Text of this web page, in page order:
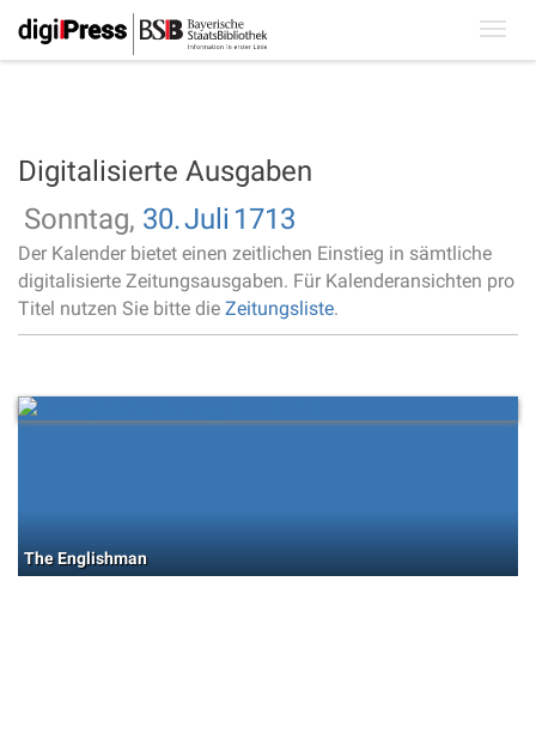
Digitalisierte Ausgaben
Sonntag, 30.Juli 1713
Der Kalender bietet einen zeitlichen Einstieg in sämtliche
digitalisierte Zeitungsausgaben. Für Kalenderansichten pro
Titel nutzen Sie bitte die Zeitungsliste.
The Englishman